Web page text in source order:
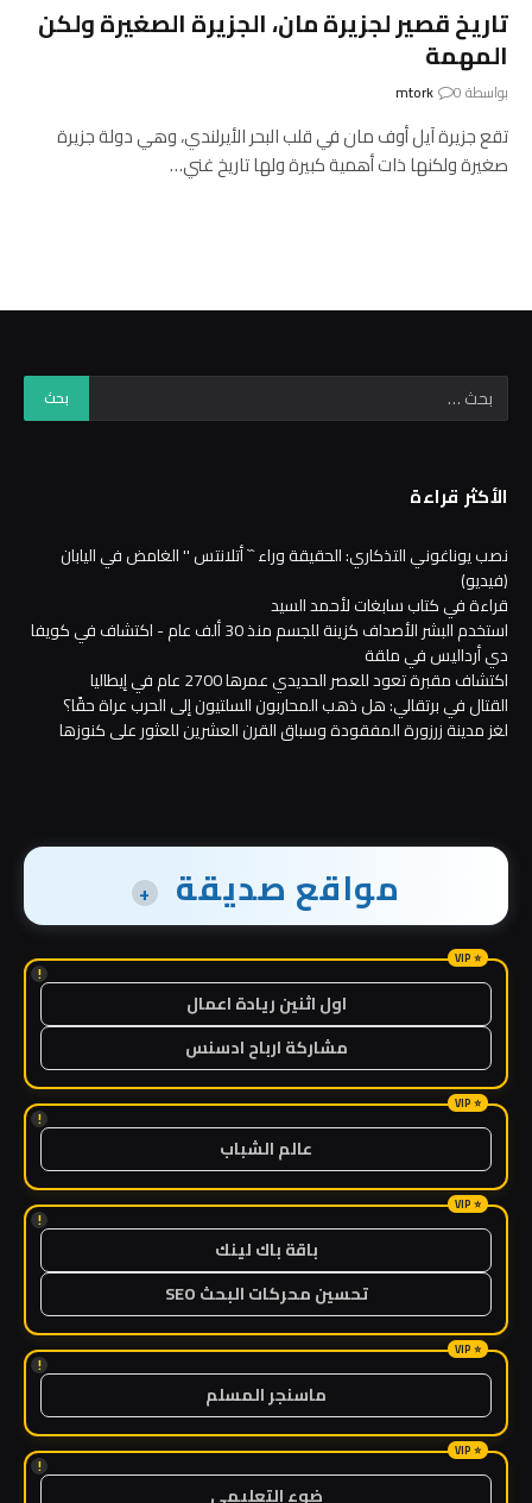
تاريخ قصير لجزيرة مان، الجزيرة الصغيرة ولكن
المهمة
بواسطة mtork 0
تقع جزيرة آيل أوف مان في قلب البحر الأيرلندي، وهي دولة جزيرة
صغيرة ولكنها ذات أهمية كبيرة ولها تاريخ غني…
الأكثر قراءة
نصب يوناغوني التذكاري: الحقيقة وراء `` أتلانتس '' الغامض في اليابان
(فيديو)
قراءة في كتاب سابغات لأحمد السيد
استخدم البشر الأصداف كزينة للجسم منذ 30 ألف عام - اكتشاف في كويفا
دي أرداليس في ملقة
اكتشاف مقبرة تعود للعصر الحديدي عمرها 2700 عام في إيطاليا
القتال في برتقالي: هل ذهب المحاربون السلتيون إلى الحرب عراة حقًا؟
لغز مدينة زرزورة المفقودة وسباق القرن العشرين للعثور على كنوزها
مواقع صديقة +
!
اول اثنين ريادة اعمال
مشاركة ارباح ادسنس
!
عالم الشباب
!
باقة باك لينك
تحسين محركات البحث SEO
!
ماسنجر المسلم
!
ضوء التعليمي